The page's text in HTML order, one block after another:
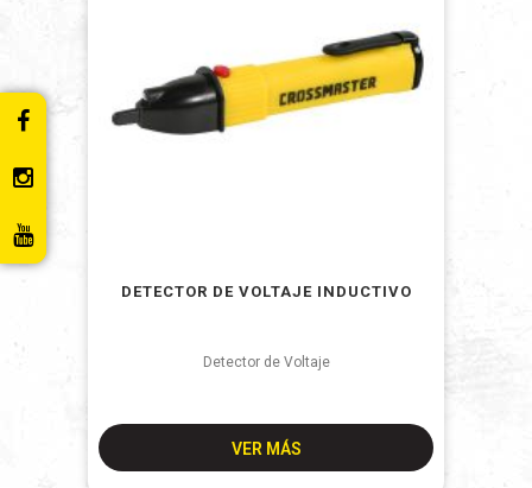
DETECTOR DE VOLTAJE INDUCTIVO
Detector de Voltaje
VER MÁS